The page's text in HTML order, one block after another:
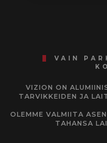
VAIN
VIZION ON
TARVIKKEIDEN JA
OLEMME VALMIITA
TAHANSA